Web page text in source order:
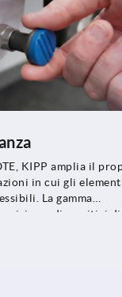
KIPP amplia il
in cui gli
La gamma
dispositivi di